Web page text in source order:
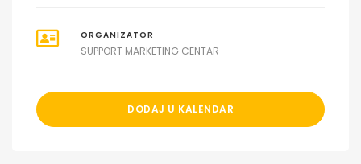
ORGANIZATOR
SUPPORT MARKETING CENTAR
DODAJ U KALENDAR